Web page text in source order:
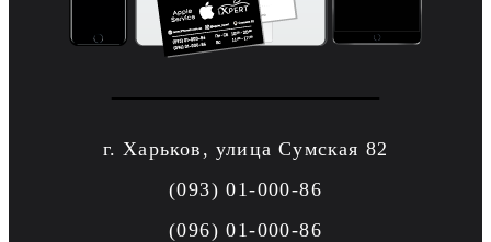
г. Харьков, улица Сумская 82
(093) 01-000-86
(096) 01-000-86